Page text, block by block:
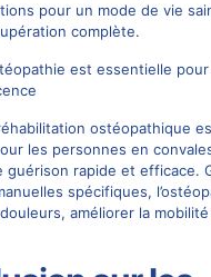
pour un mode de vie
complète.
est essentielle
réhabilitation ostéopathique
les personnes en
guérison rapide et efficace.
spécifiques,
améliorer la